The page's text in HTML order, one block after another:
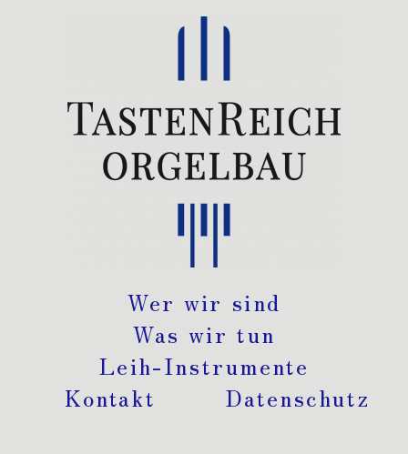
Wer wir sind
Was wir tun
Leih-Instrumente
Kontakt
Datenschutz